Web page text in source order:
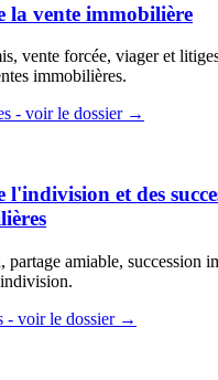
la vente immobilière
vente forcée, viager et
immobilières.
- voir le dossier →
l'indivision et des
partage amiable, succession
- voir le dossier →